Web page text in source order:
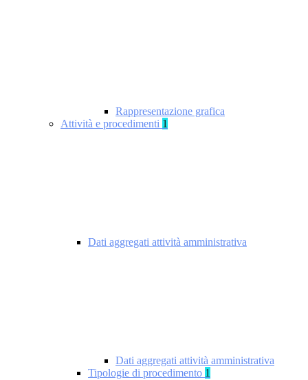
Rappresentazione grafica
Attività e procedimenti 1
Dati aggregati attività amministrativa
Dati aggregati attività amministrativa
Tipologie di procedimento 1